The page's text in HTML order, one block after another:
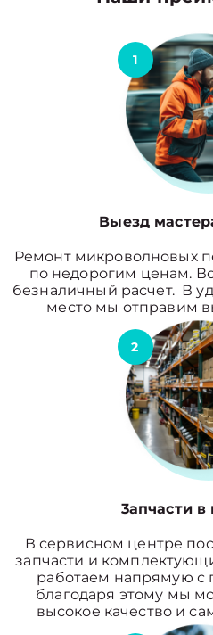
1
Выезд
Ремонт микроволновых
по недорогим ценам.
безналичный расчет. В
место мы отправим
2
3апчасти
В сервисном центре
запчасти и
работаем напрямую с
благодаря этому мы
высокое качество и